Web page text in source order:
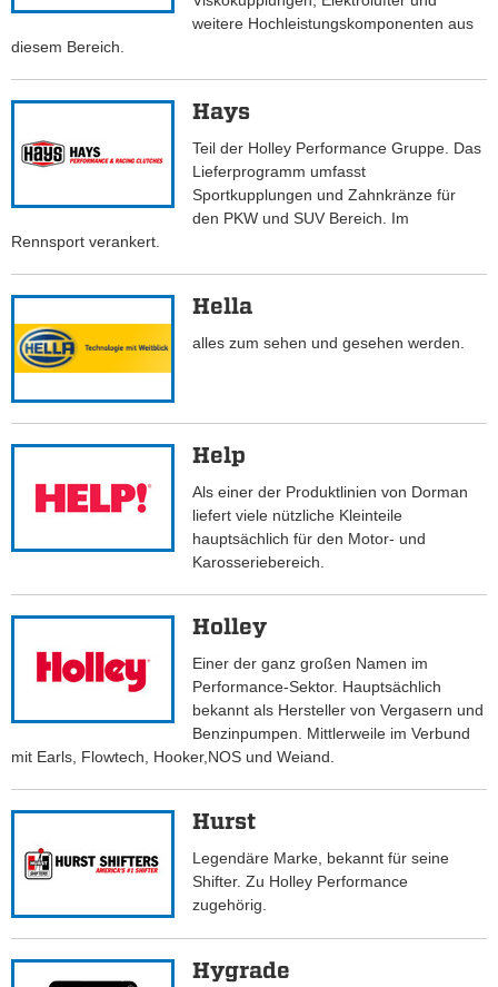
weitere Hochleistungskomponenten aus
diesem Bereich.
Hays
Teil der Holley Performance Gruppe. Das
Lieferprogramm umfasst
Sportkupplungen und Zahnkränze für
den PKW und SUV Bereich. Im
Rennsport verankert.
Hella
alles zum sehen und gesehen werden.
Help
Als einer der Produktlinien von Dorman
liefert viele nützliche Kleinteile
hauptsächlich für den Motor- und
Karosseriebereich.
Holley
Einer der ganz großen Namen im
Performance-Sektor. Hauptsächlich
bekannt als Hersteller von Vergasern und
Benzinpumpen. Mittlerweile im Verbund
mit Earls, Flowtech, Hooker,NOS und Weiand.
Hurst
Legendäre Marke, bekannt für seine
Shifter. Zu Holley Performance
zugehörig.
Hygrade